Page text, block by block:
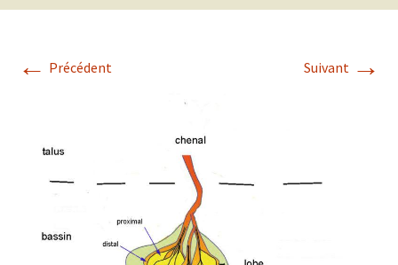
← Précédent Suivant →